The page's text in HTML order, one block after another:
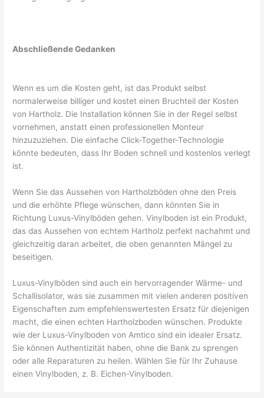
Abschließende Gedanken
Wenn es um die Kosten geht, ist das Produkt selbst
normalerweise billiger und kostet einen Bruchteil der Kosten
von Hartholz. Die Installation können Sie in der Regel selbst
vornehmen, anstatt einen professionellen Monteur
hinzuzuziehen. Die einfache Click-Together-Technologie
könnte bedeuten, dass Ihr Boden schnell und kostenlos verlegt
ist.
Wenn Sie das Aussehen von Hartholzböden ohne den Preis
und die erhöhte Pflege wünschen, dann könnten Sie in
Richtung Luxus-Vinylböden gehen. Vinylboden ist ein Produkt,
das das Aussehen von echtem Hartholz perfekt nachahmt und
gleichzeitig daran arbeitet, die oben genannten Mängel zu
beseitigen.
Luxus-Vinylböden sind auch ein hervorragender Wärme- und
Schallisolator, was sie zusammen mit vielen anderen positiven
Eigenschaften zum empfehlenswertesten Ersatz für diejenigen
macht, die einen echten Hartholzboden wünschen. Produkte
wie der Luxus-Vinylboden von Amtico sind ein idealer Ersatz.
Sie können Authentizität haben, ohne die Bank zu sprengen
oder alle Reparaturen zu heilen. Wählen Sie für Ihr Zuhause
einen Vinylboden, z. B. Eichen-Vinylboden.